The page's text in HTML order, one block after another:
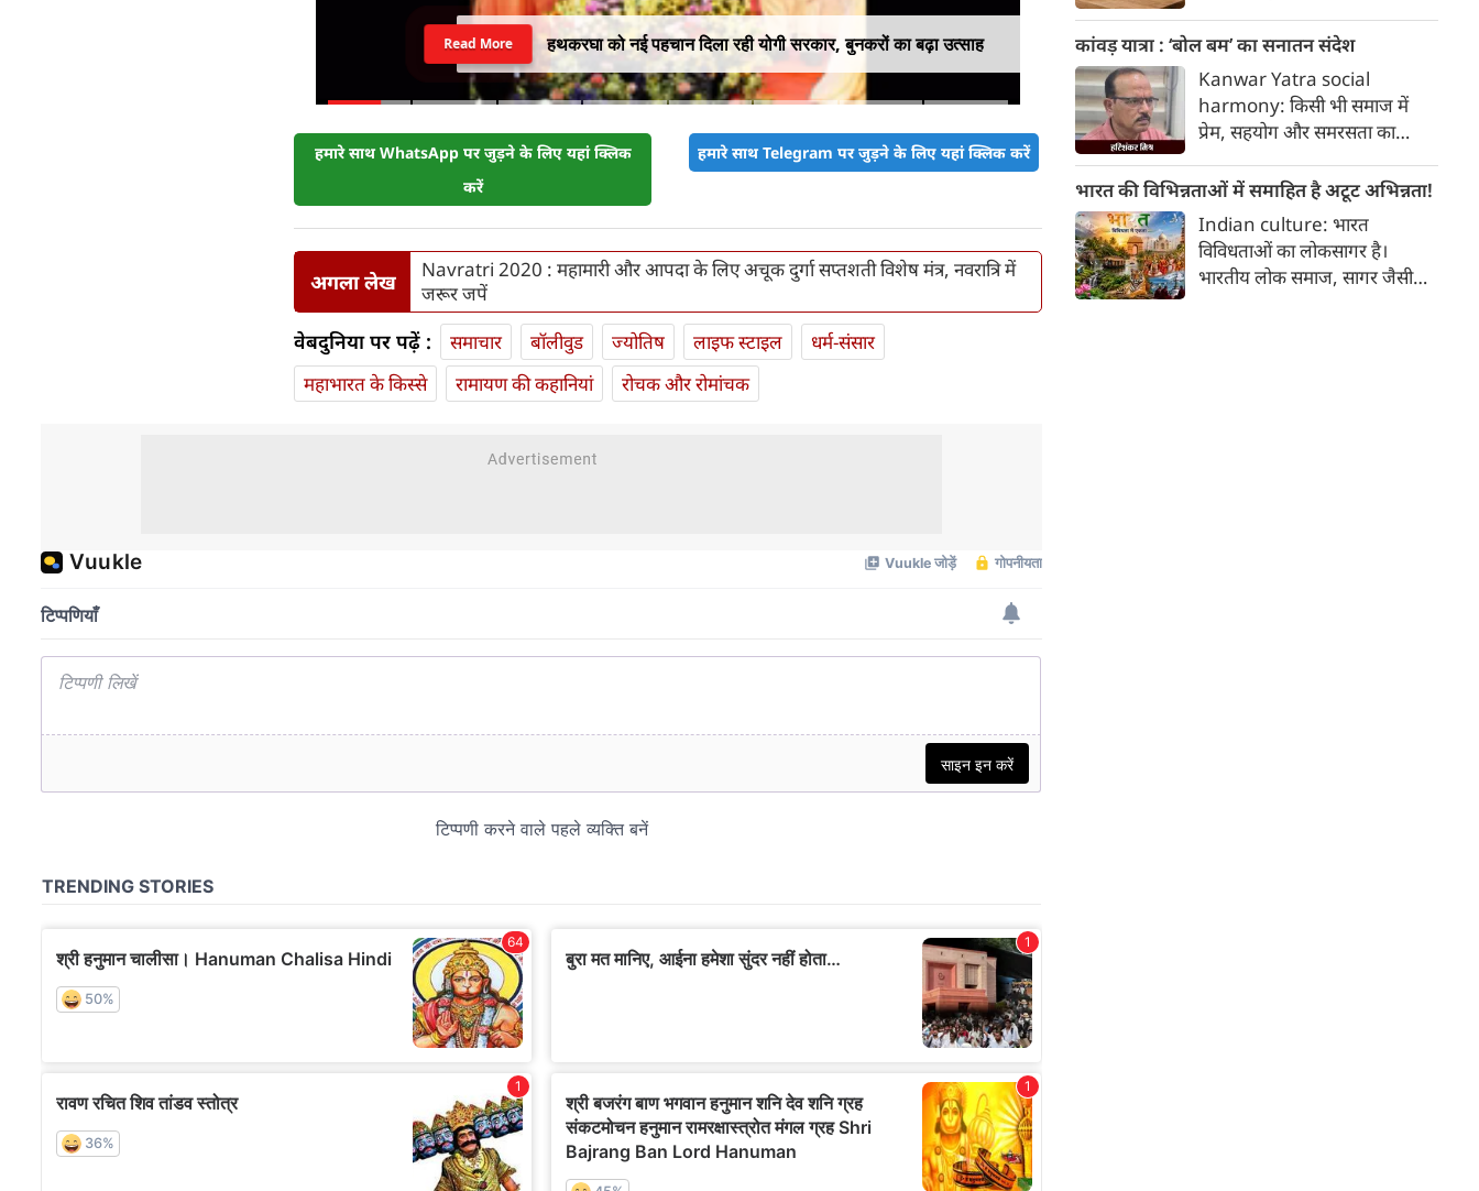
हथकरघा को नई पहचान दिला रही योगी सरकार, बुनकरों का बढ़ा उत्साह
Read More
हमारे साथ WhatsApp पर जुड़ने के लिए यहां क्लिक
करें
हमारे साथ Telegram पर जुड़ने के लिए यहां क्लिक करें
अगला लेख
Navratri 2020 : महामारी और आपदा के लिए अचूक दुर्गा सप्तशती विशेष मंत्र, नवरात्रि में
जरूर जपें
वेबदुनिया पर पढ़ें : समाचार बॉलीवुड ज्योतिष लाइफ स्‍टाइल
धर्म-संसार
महाभारत के किस्से
रामायण की कहानियां रोचक और रोमांचक
यहां जानें।
कांवड़ यात्रा : ‘बोल बम’ का सनातन संदेश
Kanwar Yatra social
harmony: किसी भी समाज में
प्रेम, सहयोग और समरसता का
जब व्यक्ति अपने अहंकार का त्याग
कर भक्ति का पथ अपनाता है। कांवड़
यात्रा इसी सत्य का सजीव प्रतीक है।
मनुष्य को मनुष्य से जोड़ने वाली
सांस्कृतिक चेतना की यह एक विराट
भारत की विभिन्नताओं में समाहित है अटूट अभिन्नता!
Indian culture: भारत
विविधताओं का लोकसागर है।
भारतीय लोक समाज, सागर जैसी